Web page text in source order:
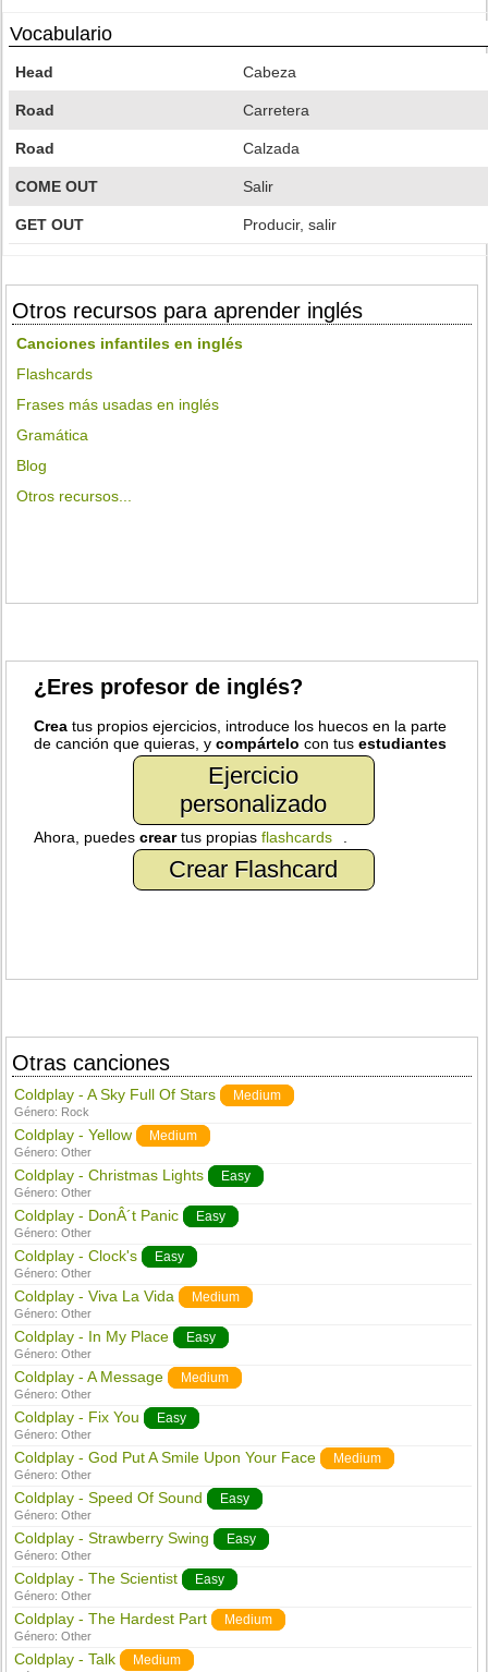
Vocabulario
Head Cabeza
Road Carretera
Road Calzada
COME OUT Salir
GET OUT Producir, salir
Otros recursos para aprender inglés
Canciones infantiles en inglés
Flashcards
Frases más usadas en inglés
Gramática
Blog
Otros recursos...
¿Eres profesor de inglés?
Crea tus propios ejercicios, introduce los huecos en la parte
de canción que quieras, ycompártelo con tusestudiantes
Ejercicio
personalizado
Ahora, puedescreartus propiasflashcards
Crear Flashcard
Otras canciones
Coldplay - A Sky Full Of Stars Medium
Género: Rock
Coldplay - Yellow Medium
Género:Other
Coldplay - Christmas Lights Easy
Género:Other
Coldplay - DonÂ´t Panic Easy
Género:Other
Coldplay - Clock's Easy
Género:Other
Coldplay - Viva La Vida Medium
Género:Other
Coldplay - In My Place Easy
Género:Other
Coldplay - A Message Medium
Género:Other
Coldplay - Fix You Easy
Género:Other
Coldplay - God Put A Smile Upon Your Face Medium
Género:Other
Coldplay - Speed Of Sound Easy
Género:Other
Coldplay - Strawberry Swing Easy
Género:Other
Coldplay - The Scientist Easy
Género:Other
Coldplay - The Hardest Part Medium
Género:Other
Coldplay - Talk Medium